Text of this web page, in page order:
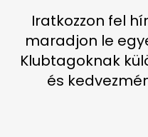
Iratkozzon fel
maradjon le
Klubtagoknak
és